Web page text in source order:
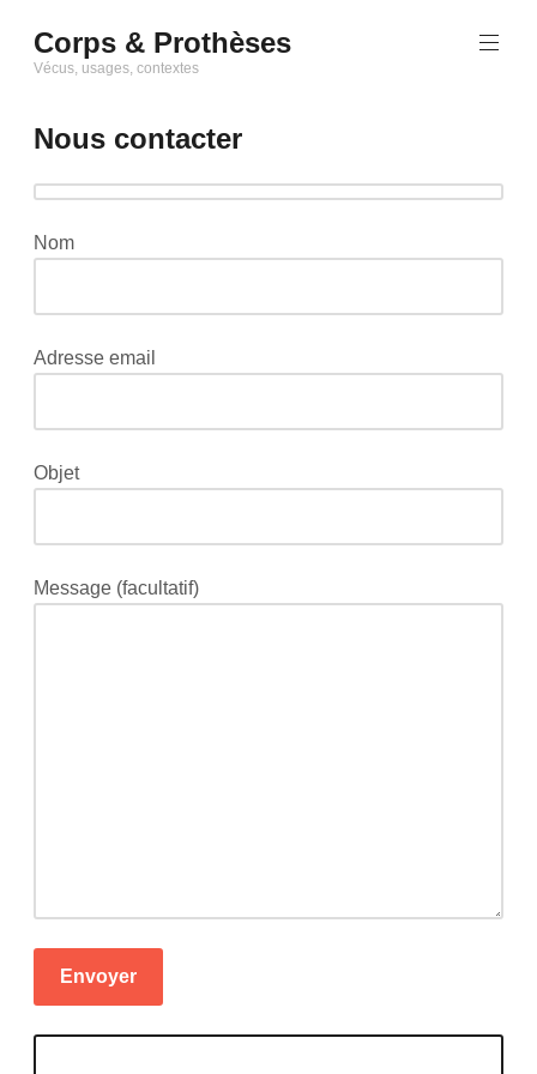
to
content
Corps & Prothèses
Vécus, usages, contextes
Nous contacter
Nom
Adresse email
Objet
Message (facultatif)